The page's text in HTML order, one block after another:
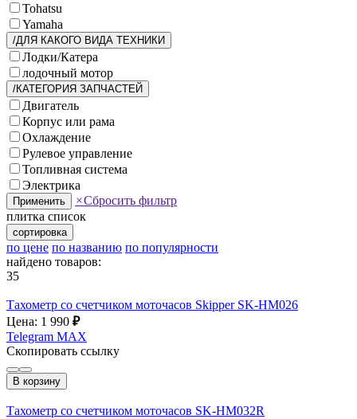
Tohatsu
Yamaha
/ДЛЯ КАКОГО ВИДА ТЕХНИКИ
Лодки/Катера
лодочный мотор
/КАТЕГОРИЯ ЗАПЧАСТЕЙ
Двигатель
Корпус или рама
Охлаждение
Рулевое управление
Топливная система
Электрика
Применить ×Сбросить фильтр
плитка список
сортировка
по цене по названию по популярности
найдено товаров:
35
Тахометр со счетчиком моточасов Skipper SK-HM026
Цена: 1 990 ₽
Telegram MAX
Скопировать ссылку
В корзину
Тахометр со счетчиком моточасов SK-HM032R